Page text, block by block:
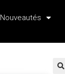
Nouveautés